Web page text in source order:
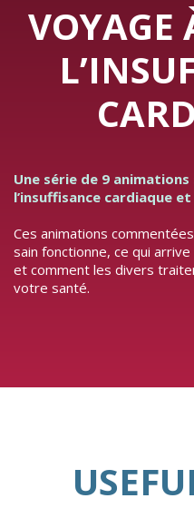
VOYAGE
Une série de 9
l’insuffisance cardiaque
Ces animations
sain fonctionne, ce qui arrive
et comment les divers
votre santé.